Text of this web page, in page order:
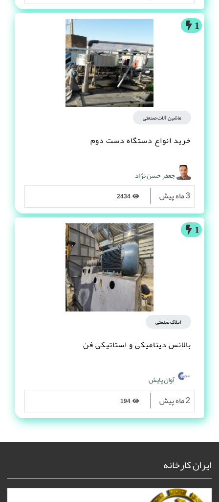
1
ماشین آلات صنعتی
خرید انواع دستگاه دست دوم
جعفر حسن نژاد
3 ماه پیش
1
املاک صنعتی
بالانس دینامیکی و استاتیکی فن
آوان پایش
2 ماه پیش
ایران کارخانه